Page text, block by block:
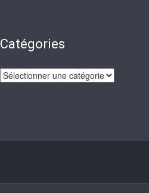
Catégories
Catégories